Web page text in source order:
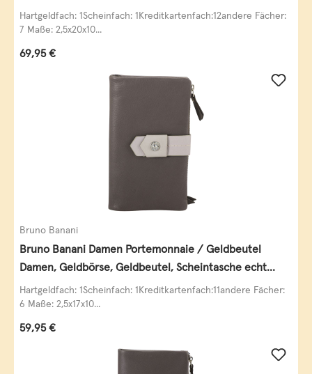
Leder
Hartgeldfach: 1Scheinfach: 1Kreditkartenfach:12andere Fächer:
7 Maße: 2,5x20x10...
Regulärer Preis:
69,95 €
Bruno Banani
Bruno Banani Damen Portemonnaie / Geldbeutel
Damen, Geldbörse, Geldbeutel, Scheintasche echt
Leder
Hartgeldfach: 1Scheinfach: 1Kreditkartenfach:11andere Fächer:
6 Maße: 2,5x17x10...
Regulärer Preis:
59,95 €